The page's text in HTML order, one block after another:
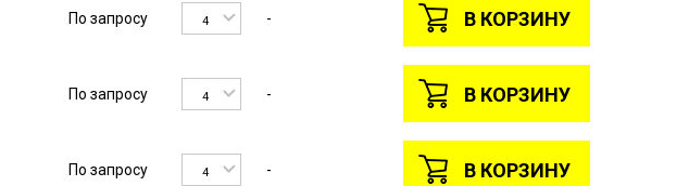
По запросу 4 - В КОРЗИНУ
По запросу 4 - В КОРЗИНУ
По запросу 4 - В КОРЗИНУ